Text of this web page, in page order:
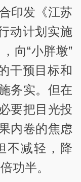
印发《江苏
动计划实施
向“小胖墩”
干预目标和
务实。但在
要把目光投
内卷的焦虑
不减轻，降
功半。